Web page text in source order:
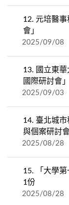
12. 元培醫
會」
2025/09/08
13. 國立東
國際研討會」
2025/09/03
14. 臺北城
與個案研討
2025/08/28
15.
「大學
1份
2025/08/28